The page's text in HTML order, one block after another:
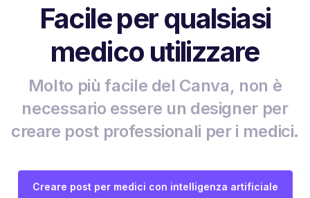
Facile per qualsiasi
medico utilizzare
Molto più facile del Canva, non è
necessario essere un designer per
creare post professionali per i medici.
Creare post per medici con intelligenza artificiale